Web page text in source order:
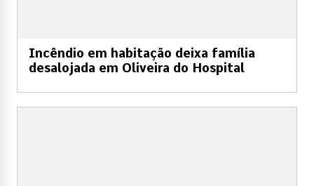
Incêndio em habitação deixa família
desalojada em Oliveira do Hospital